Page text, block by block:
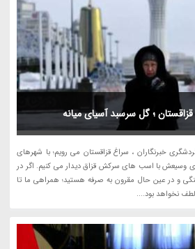
؛ گل سرسبد آسیای میانه
خبرنگاران ، سراغ قزاقستان می رویم؛ با شهرهای
وسیعش با اسب های سرکش قزاق دیدار می کنیم. اگر در
و در عین حال مقرون به صرفه هستید؛ همراهی ما تا
نخواهد بود....